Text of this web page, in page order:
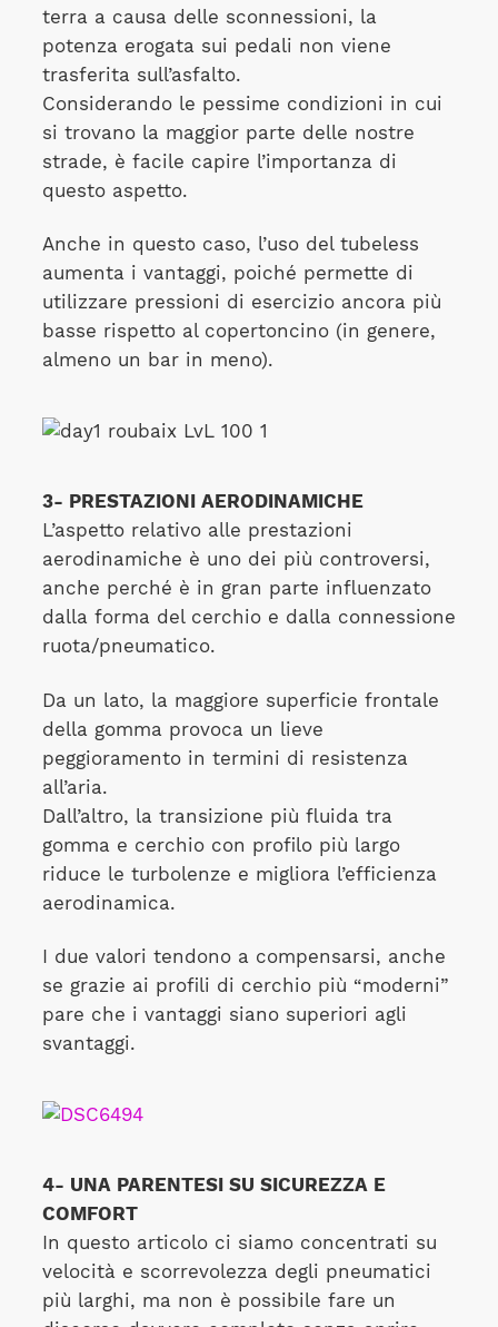
terra a causa delle sconnessioni, la
potenza erogata sui pedali non viene
trasferita sull’asfalto.
Considerando le pessime condizioni in cui
si trovano la maggior parte delle nostre
strade, è facile capire l’importanza di
questo aspetto.
Anche in questo caso, l’uso del tubeless
aumenta i vantaggi, poiché permette di
utilizzare pressioni di esercizio ancora più
basse rispetto al copertoncino (in genere,
almeno un bar in meno).
3- PRESTAZIONI AERODINAMICHE
L’aspetto relativo alle prestazioni
aerodinamiche è uno dei più controversi,
anche perché è in gran parte influenzato
dalla forma del cerchio e dalla connessione
ruota/pneumatico.
Da un lato, la maggiore superficie frontale
della gomma provoca un lieve
peggioramento in termini di resistenza
all’aria.
Dall’altro, la transizione più fluida tra
gomma e cerchio con profilo più largo
riduce le turbolenze e migliora l’efficienza
aerodinamica.
I due valori tendono a compensarsi, anche
se grazie ai profili di cerchio più “moderni”
pare che i vantaggi siano superiori agli
svantaggi.
4- UNA PARENTESI SU SICUREZZA E
COMFORT
In questo articolo ci siamo concentrati su
velocità e scorrevolezza degli pneumatici
più larghi, ma non è possibile fare un